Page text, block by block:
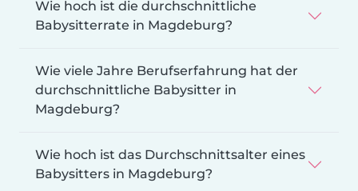
Wie hoch ist die durchschnittliche
Babysitterrate in Magdeburg?
Wie viele Jahre Berufserfahrung hat der
durchschnittliche Babysitter in
Magdeburg?
Wie hoch ist das Durchschnittsalter eines
Babysitters in Magdeburg?